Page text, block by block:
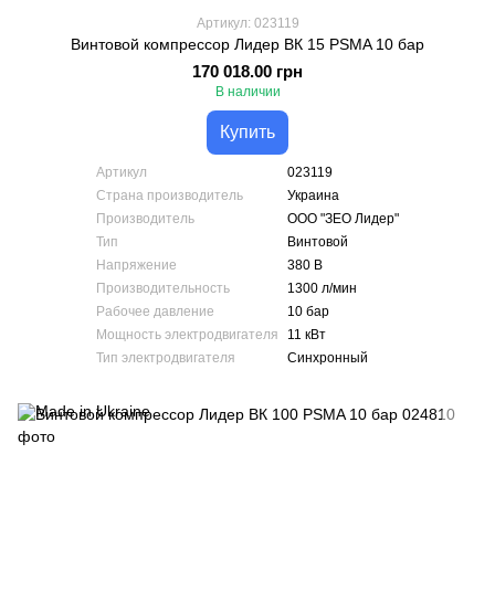
Артикул: 023119
Винтовой компрессор Лидер ВК 15 PSMA 10 бар
170 018.00 грн
В наличии
Купить
Артикул
023119
Страна производитель
Украина
Производитель
ООО "ЗЕО Лидер"
Тип
Винтовой
Напряжение
380 В
Производительность
1300 л/мин
Рабочее давление
10 бар
Мощность электродвигателя
11 кВт
Тип электродвигателя
Синхронный